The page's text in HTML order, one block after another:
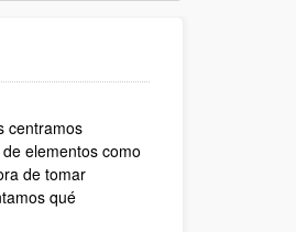
centramos
elementos como
de tomar
qué